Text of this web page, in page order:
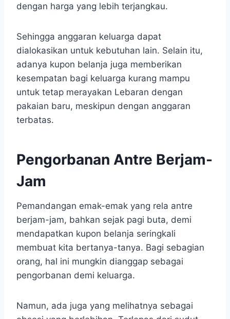
dengan harga yang lebih terjangkau.
Sehingga anggaran keluarga dapat
dialokasikan untuk kebutuhan lain. Selain itu,
adanya kupon belanja juga memberikan
kesempatan bagi keluarga kurang mampu
untuk tetap merayakan Lebaran dengan
pakaian baru, meskipun dengan anggaran
terbatas.
Pengorbanan Antre Berjam-
Jam
Pemandangan emak-emak yang rela antre
berjam-jam, bahkan sejak pagi buta, demi
mendapatkan kupon belanja seringkali
membuat kita bertanya-tanya. Bagi sebagian
orang, hal ini mungkin dianggap sebagai
pengorbanan demi keluarga.
Namun, ada juga yang melihatnya sebagai